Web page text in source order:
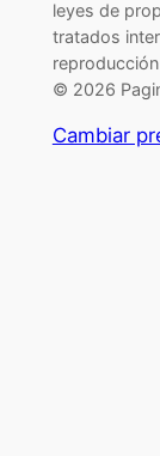
leyes de
tratados
© 2026
Cambiar